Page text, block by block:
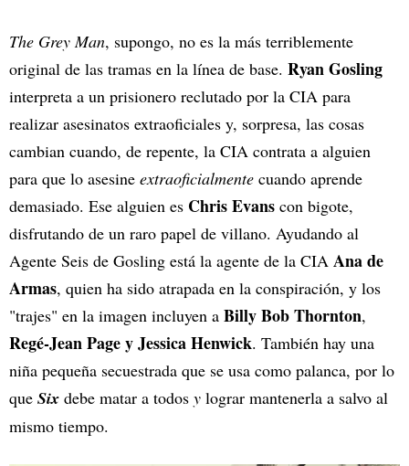
The Grey Man, supongo, no es la más terriblemente
original de las tramas en la línea de base. Ryan Gosling
interpreta a un prisionero reclutado por la CIA para
realizar asesinatos extraoficiales y, sorpresa, las cosas
cambian cuando, de repente, la CIA contrata a alguien
para que lo asesine extraoficialmente cuando aprende
demasiado. Ese alguien es Chris Evans con bigote,
disfrutando de un raro papel de villano. Ayudando al
Agente Seis de Gosling está la agente de la CIA Ana de
Armas, quien ha sido atrapada en la conspiración, y los
"trajes" en la imagen incluyen a Billy Bob Thornton,
Regé-Jean Page y Jessica Henwick. También hay una
niña pequeña secuestrada que se usa como palanca, por lo
que Six debe matar a todos y lograr mantenerla a salvo al
mismo tiempo.